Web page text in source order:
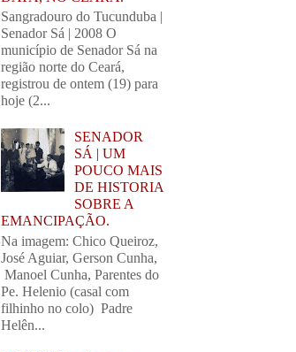
Sangradouro do Tucunduba |
Senador Sá | 2008 O
município de Senador Sá na
região norte do Ceará,
registrou de ontem (19) para
hoje (2...
SENADOR
SÁ | UM
POUCO MAIS
DE HISTORIA
SOBRE A
EMANCIPAÇÃO.
Na imagem: Chico Queiroz,
José Aguiar, Gerson Cunha,
Manoel Cunha, Parentes do
Pe. Helenio (casal com
filhinho no colo) Padre
Helên...